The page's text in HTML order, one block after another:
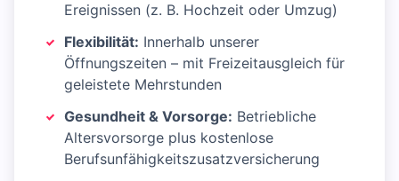
Ereignissen (z. B. Hochzeit oder Umzug)
Flexibilität: Innerhalb unserer
Öffnungszeiten – mit Freizeitausgleich für
geleistete Mehrstunden
Gesundheit & Vorsorge: Betriebliche
Altersvorsorge plus kostenlose
Berufsunfähigkeitszusatzversicherung